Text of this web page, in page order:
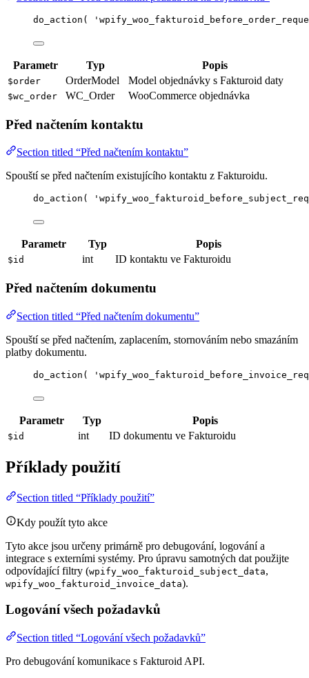
do_action ( '
Parametr Typ Popis
$order OrderModel Model objednávky s Fakturoid daty
$wc_order WC_Order WooCommerce objednávka
Před načtením kontaktu
Section titled “Před načtením kontaktu”
Spouští se před načtením existujícího kontaktu z Fakturoidu.
do_action ( '
Parametr Typ Popis
$id int ID kontaktu ve Fakturoidu
Před načtením dokumentu
Section titled “Před načtením dokumentu”
Spouští se před načtením, zaplacením, stornováním nebo smazáním
platby dokumentu.
do_action ( '
Parametr Typ Popis
$id int ID dokumentu ve Fakturoidu
Příklady použití
Section titled “Příklady použití”
Kdy použít tyto akce
Tyto akce jsou určeny primárně pro debugování, logování a
integrace s externími systémy. Pro úpravu samotných dat použijte
odpovídající filtry (wpify_woo_fakturoid_subject_data,
wpify_woo_fakturoid_invoice_data).
Logování všech požadavků
Section titled “Logování všech požadavků”
Pro debugování komunikace s Fakturoid API.